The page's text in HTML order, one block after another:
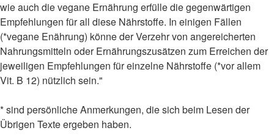
wie auch die vegane Ernährung erfülle die gegenwärtigen
Empfehlungen für all diese Nährstoffe. In einigen Fällen
(*vegane Enährung) könne der Verzehr von angereicherten
Nahrungsmitteln oder Ernährungszusätzen zum Erreichen der
jeweiligen Empfehlungen für einzelne Nährstoffe (*vor allem
Vit. B 12) nützlich sein."
* sind persönliche Anmerkungen, die sich beim Lesen der
Übrigen Texte ergeben haben.